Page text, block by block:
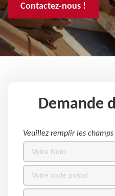
Contactez-nous !
Demande
Veuillez remplir les